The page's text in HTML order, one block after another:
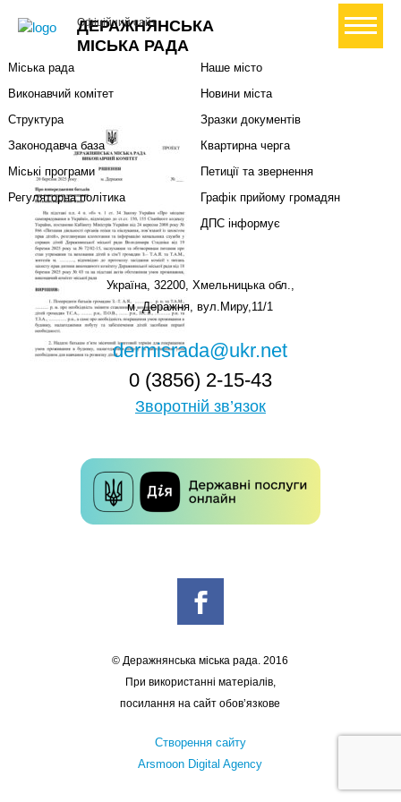
ДЕРАЖНЯНСЬКА
МІСЬКА РАДА
Офіційний сайт+ Створити петицію
Міський голова
Міська рада
Виконавчий комітет
Структура
Законодавча база
Міські програми
Регуляторна політика
Наше місто
Новини міста
Зразки документів
Квартирна черга
Петиції та звернення
Графік прийому громадян
ДПС інформує
Україна, 32200, Хмельницька обл.,
м. Деражня, вул.Миру,11/1
dermisrada@ukr.net
0 (3856) 2-15-43
Зворотній зв’язок
© Деражнянська міська рада. 2016
При використанні матеріалів,
посилання на сайт обов’язкове
Створення сайту
Arsmoon Digital Agency